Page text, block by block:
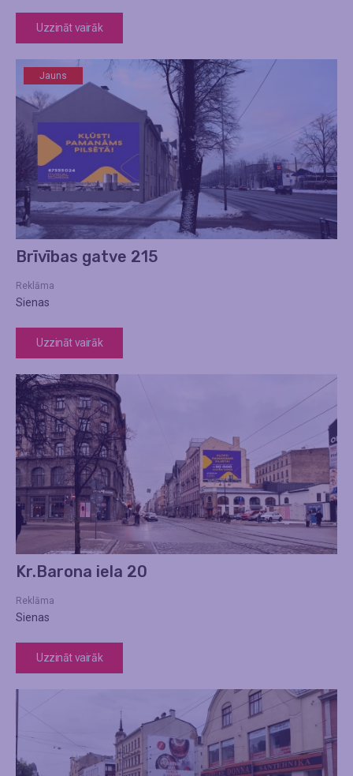
Uzzināt vairāk
Jauns
Brīvības gatve 215
Reklāma
Sienas
Uzzināt vairāk
Kr.Barona iela 20
Reklāma
Sienas
Uzzināt vairāk